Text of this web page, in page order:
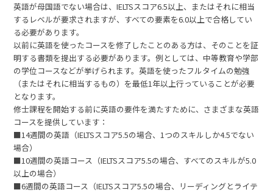
英語が母国語でない場合は、IELTSスコア6.5以上、またはそれに相当
するレベルが要求されますが、すべての要素を6.0以上で合格してい
る必要があります。
以前に英語を使ったコースを修了したことのある方は、そのことを証
明する書類を提出する必要があります。例としては、中等教育や学部
の学位コースなどが挙げられます。英語を使ったフルタイムの勉強
（またはそれに相当するもの）を最低1年以上行っていることが必要
となります。
修士課程を開始する前に英語の要件を満たすために、さまざまな英語
コースを提供しています：
■14週間の英語（IELTSスコア5.5の場合、1つのスキルしか4.5でない
場合）
■10週間の英語コース（IELTSスコア5.5の場合、すべてのスキルが5.0
以上の場合）
■6週間の英語コース（IELTSスコア5.5の場合、リーディングとライテ